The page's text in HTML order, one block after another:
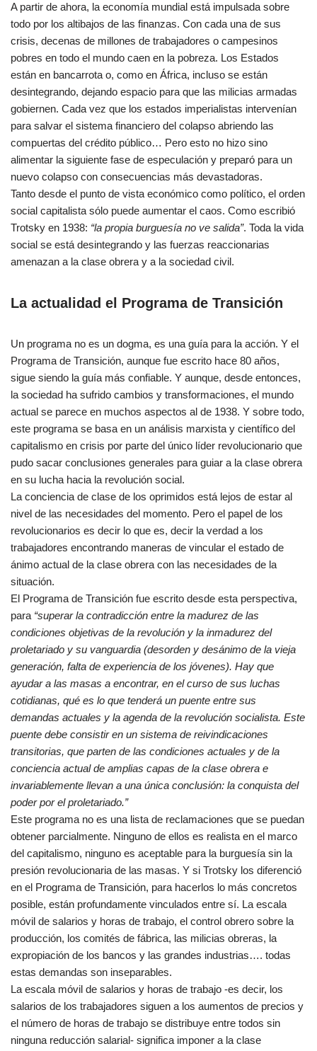
A partir de ahora, la economía mundial está impulsada sobre
todo por los altibajos de las finanzas. Con cada una de sus
crisis, decenas de millones de trabajadores o campesinos
pobres en todo el mundo caen en la pobreza. Los Estados
están en bancarrota o, como en África, incluso se están
desintegrando, dejando espacio para que las milicias armadas
gobiernen. Cada vez que los estados imperialistas intervenían
para salvar el sistema financiero del colapso abriendo las
compuertas del crédito público… Pero esto no hizo sino
alimentar la siguiente fase de especulación y preparó para un
nuevo colapso con consecuencias más devastadoras.
Tanto desde el punto de vista económico como político, el orden
social capitalista sólo puede aumentar el caos. Como escribió
Trotsky en 1938: “la propia burguesía no ve salida”. Toda la vida
social se está desintegrando y las fuerzas reaccionarias
amenazan a la clase obrera y a la sociedad civil.
La actualidad el Programa de Transición
Un programa no es un dogma, es una guía para la acción. Y el
Programa de Transición, aunque fue escrito hace 80 años,
sigue siendo la guía más confiable. Y aunque, desde entonces,
la sociedad ha sufrido cambios y transformaciones, el mundo
actual se parece en muchos aspectos al de 1938. Y sobre todo,
este programa se basa en un análisis marxista y científico del
capitalismo en crisis por parte del único líder revolucionario que
pudo sacar conclusiones generales para guiar a la clase obrera
en su lucha hacia la revolución social.
La conciencia de clase de los oprimidos está lejos de estar al
nivel de las necesidades del momento. Pero el papel de los
revolucionarios es decir lo que es, decir la verdad a los
trabajadores encontrando maneras de vincular el estado de
ánimo actual de la clase obrera con las necesidades de la
situación.
El Programa de Transición fue escrito desde esta perspectiva,
para “superar la contradicción entre la madurez de las
condiciones objetivas de la revolución y la inmadurez del
proletariado y su vanguardia (desorden y desánimo de la vieja
generación, falta de experiencia de los jóvenes). Hay que
ayudar a las masas a encontrar, en el curso de sus luchas
cotidianas, qué es lo que tenderá un puente entre sus
demandas actuales y la agenda de la revolución socialista. Este
puente debe consistir en un sistema de reivindicaciones
transitorias, que parten de las condiciones actuales y de la
conciencia actual de amplias capas de la clase obrera e
invariablemente llevan a una única conclusión: la conquista del
poder por el proletariado.”
Este programa no es una lista de reclamaciones que se puedan
obtener parcialmente. Ninguno de ellos es realista en el marco
del capitalismo, ninguno es aceptable para la burguesía sin la
presión revolucionaria de las masas. Y si Trotsky los diferenció
en el Programa de Transición, para hacerlos lo más concretos
posible, están profundamente vinculados entre sí. La escala
móvil de salarios y horas de trabajo, el control obrero sobre la
producción, los comités de fábrica, las milicias obreras, la
expropiación de los bancos y las grandes industrias…. todas
estas demandas son inseparables.
La escala móvil de salarios y horas de trabajo -es decir, los
salarios de los trabajadores siguen a los aumentos de precios y
el número de horas de trabajo se distribuye entre todos sin
ninguna reducción salarial- significa imponer a la clase